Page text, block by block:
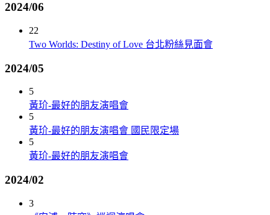
2024/06
22
Two Worlds: Destiny of Love 台北粉絲見面會
2024/05
5
黃玠-最好的朋友演唱會
5
黃玠-最好的朋友演唱會 國民限定場
5
黃玠-最好的朋友演唱會
2024/02
3